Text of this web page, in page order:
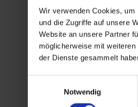
Wir verwenden Cookies,
und die Zugriffe auf unsere
Website an unsere Partner
möglicherweise mit
der Dienste gesammelt
Notwendig